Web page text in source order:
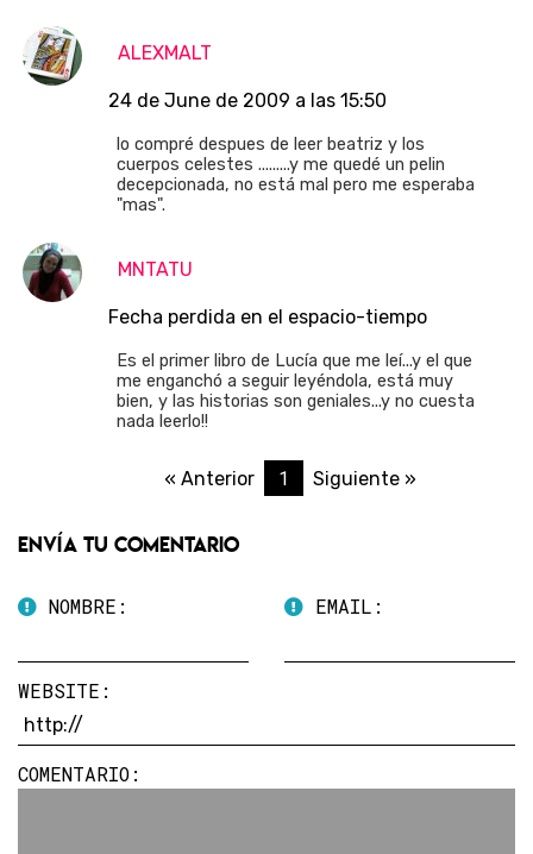
ALEXMALT
24 de June de 2009 a las 15:50
lo compré despues de leer beatriz y los
cuerpos celestes .........y me quedé un pelin
decepcionada, no está mal pero me esperaba
"mas".
MNTATU
Fecha perdida en el espacio-tiempo
Es el primer libro de Lucía que me leí...y el que
me enganchó a seguir leyéndola, está muy
bien, y las historias son geniales...y no cuesta
nada leerlo!!
« Anterior 1 Siguiente »
Envía tu comentario
NOMBRE: EMAIL:
WEBSITE:
COMENTARIO: